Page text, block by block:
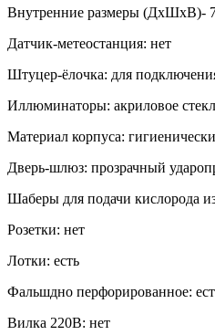
Внутренние размеры (ДхШхВ)-
Датчик-метеостанция: нет
Штуцер-ёлочка: для
Иллюминаторы: акриловое
Материал корпуса:
Дверь-шлюз: прозрачный
Шаберы для подачи кислорода
Розетки: нет
Лотки: есть
Фальшдно перфорированное:
Вилка 220В: нет